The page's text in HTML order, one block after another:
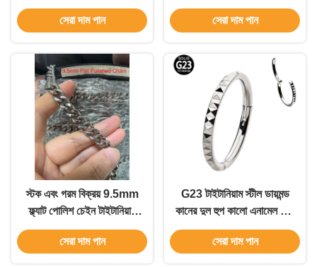
টাইটানিয়াম অ্যাকসেসরিজ সহ
পুরুষদের নেকলেস স্টকে
সেরা দাম পান
স্টক ইন
সেরা দাম পান
স্টক এবং গরম বিক্রয় 9.5mm
ফ্ল্যাট পোলিশ চেইন টাইটানিয়াম
আনুষাঙ্গিক Gentlemen চেইন
সেরা দাম পান
G23 টাইটানিয়াম স্টীল ডায়মন্ড
কানের দুল হুপ কালো এনামেল এবং
হাইপোএলার্জেনিক
সেরা দাম পান